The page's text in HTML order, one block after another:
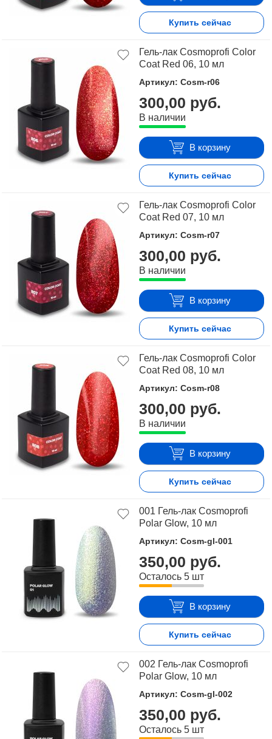
Купить сейчас
Гель-лак Cosmoprofi Color
Coat Red 06, 10 мл
Артикул: Cosm-r06
300,00 руб.
В наличии
В корзину
Купить сейчас
Гель-лак Cosmoprofi Color
Coat Red 07, 10 мл
Артикул: Cosm-r07
300,00 руб.
В наличии
В корзину
Купить сейчас
Гель-лак Cosmoprofi Color
Coat Red 08, 10 мл
Артикул: Cosm-r08
300,00 руб.
В наличии
В корзину
Купить сейчас
001 Гель-лак Cosmoprofi
Polar Glow, 10 мл
Артикул: Cosm-gl-001
350,00 руб.
Осталось 5 шт
В корзину
Купить сейчас
002 Гель-лак Cosmoprofi
Polar Glow, 10 мл
Артикул: Cosm-gl-002
350,00 руб.
Осталось 5 шт